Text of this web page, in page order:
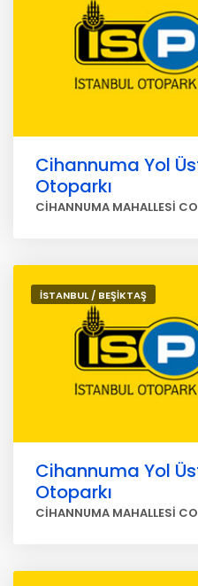
Cihannuma Yol
Otoparkı
CİHANNUMA MAHALLESİ
İSTANBUL / BEŞİKTAŞ
Cihannuma Yol
Otoparkı
CİHANNUMA MAHALLESİ